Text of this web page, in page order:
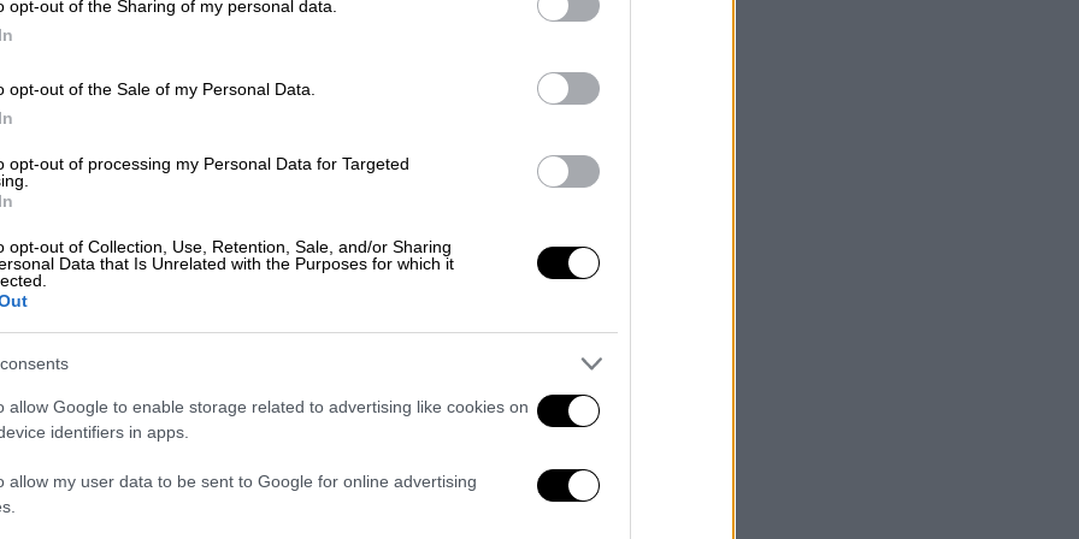
opt-out of the Sharing of my personal data.
opt-out of the Sale of my Personal Data.
opt-out of processing my Personal Data for Targeted
opt-out of Collection, Use, Retention, Sale, and/or Sharing
Data that Is Unrelated with the Purposes for which it
allow Google to enable storage related to advertising like cookies on
identifiers in apps.
allow my user data to be sent to Google for online advertising
Καταγγελία για εκδικητικές
ίδρυσαν Σωματείο
εργαζόμενοι του Allou Fun
Park υπάρχουν συστηματικές
μισθοδοσίας
Ελλάδα|02.03.2025 22:00
Θεσσαλονίκη και άλλες πόλεις